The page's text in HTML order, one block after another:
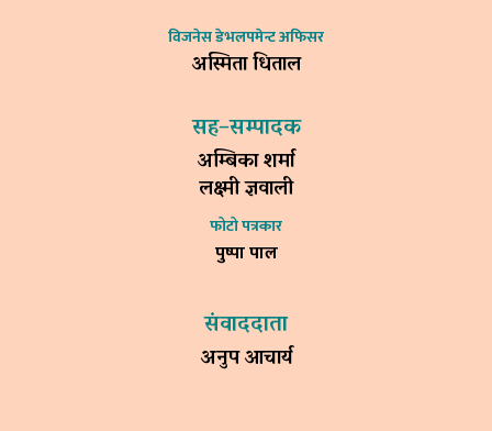
विजनेस डेभलपमेन्ट अफिसर
अस्मिता धिताल
सह–सम्पादक
अम्बिका शर्मा
लक्ष्मी ज्ञवाली
फोटो पत्रकार
पुष्पा पाल
संवाददाता
अनुप आचार्य